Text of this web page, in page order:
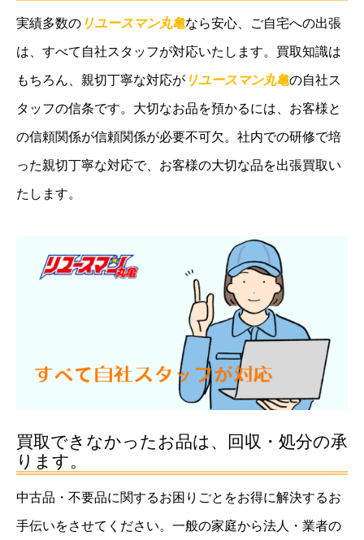
実績多数の リユースマン丸亀なら安心、ご自宅への出張
は、すべて自社スタッフが対応いたします。買取知識は
もちろん、親切丁寧な対応が リユースマン丸亀の自社ス
タッフの信条です。大切なお品を預かるには、お客様と
の信頼関係が信頼関係が必要不可欠。社内での研修で培
った親切丁寧な対応で、お客様の大切な品を出張買取い
たします。
買取できなかったお品は、回収・処分の承
ります。
中古品・不要品に関するお困りごとをお得に解決するお
手伝いをさせてください。一般の家庭から法人・業者の